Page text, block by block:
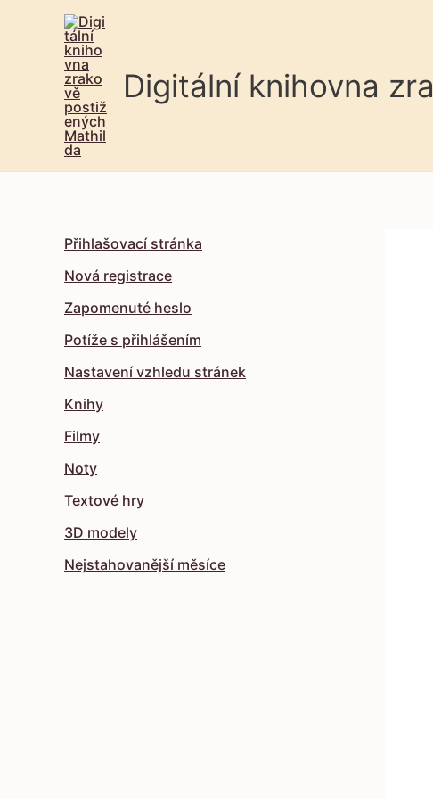
Digitální knihovna
Přihlašovací stránka
Nová registrace
Zapomenuté heslo
Potíže s přihlášením
Nastavení vzhledu stránek
Knihy
Filmy
Noty
Textové hry
3D modely
Nejstahovanější měsíce